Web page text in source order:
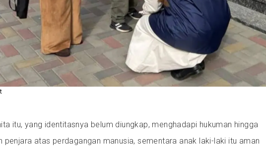
itu, yang identitasnya belum diungkap, menghadapi hukuman hingga
penjara atas perdagangan manusia, sementara anak laki-laki itu aman